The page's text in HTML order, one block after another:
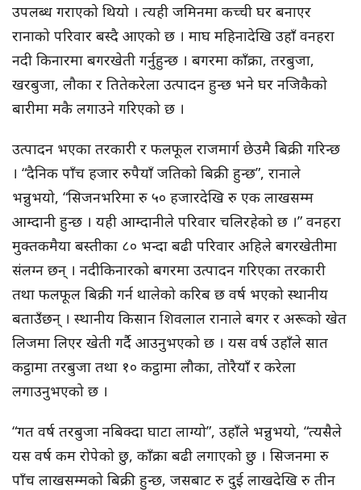
उपलब्ध गराएको थियो । त्यही जमिनमा कच्ची घर बनाएर
रानाको परिवार बस्दै आएको छ । माघ महिनादेखि उहाँ वनहरा
नदी किनारमा बगरखेती गर्नुहुन्छ । बगरमा काँक्रा, तरबुजा,
खरबुजा, लौका र तितेकरेला उत्पादन हुन्छ भने घर नजिकैको
बारीमा मकै लगाउने गरिएको छ ।
उत्पादन भएका तरकारी र फलफूल राजमार्ग छेउमै बिक्री गरिन्छ
। “दैनिक पाँच हजार रुपैयाँ जतिको बिक्री हुन्छ”, रानाले
भन्नुभयो, “सिजनभरिमा रु ५० हजारदेखि रु एक लाखसम्म
आम्दानी हुन्छ । यही आम्दानीले परिवार चलिरहेको छ ।” वनहरा
मुक्तकमैया बस्तीका ८० भन्दा बढी परिवार अहिले बगरखेतीमा
संलग्न छन् । नदीकिनारको बगरमा उत्पादन गरिएका तरकारी
तथा फलफूल बिक्री गर्न थालेको करिब छ वर्ष भएको स्थानीय
बताउँछन् । स्थानीय किसान शिवलाल रानाले बगर र अरूको खेत
लिजमा लिएर खेती गर्दै आउनुभएको छ । यस वर्ष उहाँले सात
कट्ठामा तरबुजा तथा १० कट्ठामा लौका, तोरैयाँ र करेला
लगाउनुभएको छ ।
“गत वर्ष तरबुजा नबिक्दा घाटा लाग्यो”, उहाँले भन्नुभयो, “त्यसैले
यस वर्ष कम रोपेको छु, काँक्रा बढी लगाएको छु । सिजनमा रु
पाँच लाखसम्मको बिक्री हुन्छ, जसबाट रु दुई लाखदेखि रु तीन